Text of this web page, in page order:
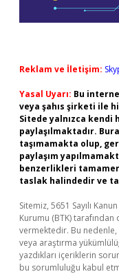
Reklam ve İletişim:
Yasal Uyarı: Bu
veya şahıs şirketi ile
Sitede yalnızca kendi
paylaşılmaktadır.
taşımamakta olup,
paylaşım
benzerlikleri
taslak halindedir ve
Sitemiz, 5651 Sayılı
Kurumu (BTK) tarafından
vermektedir. Bu
veya araştırma
yazdıkları içeriklerin
bu sorumluluğu kabul